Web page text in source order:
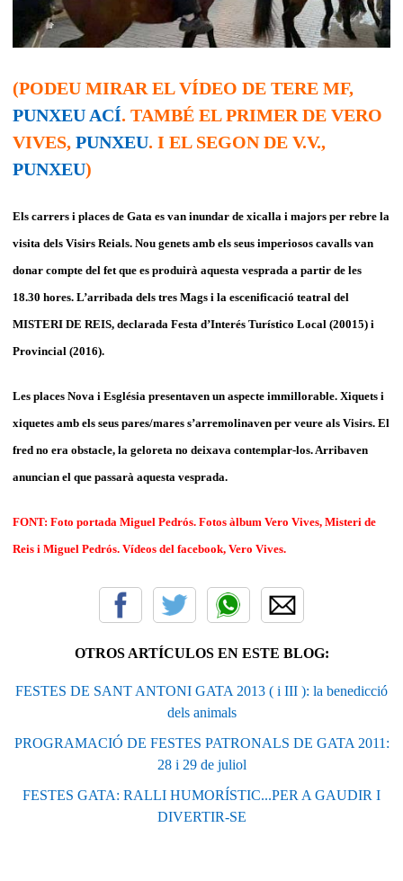
(PODEU MIRAR EL VÍDEO DE TERE MF,
PUNXEU ACÍ. TAMBÉ EL PRIMER DE VERO
VIVES, PUNXEU. I EL SEGON DE V.V.,
PUNXEU)
Els carrers i places de Gata es van inundar de xicalla i majors per rebre la
visita dels Visirs Reials. Nou genets amb els seus imperiosos cavalls van
donar compte del fet que es produirà aquesta vesprada a partir de les
18.30 hores. L’arribada dels tres Mags i la escenificació teatral del
MISTERI DE REIS, declarada Festa d’Interés Turístico Local (20015) i
Provincial (2016).
Les places Nova i Església presentaven un aspecte immillorable. Xiquets i
xiquetes amb els seus pares/mares s’arremolinaven per veure als Visirs. El
fred no era obstacle, la geloreta no deixava contemplar-los. Arribaven
anuncian el que passarà aquesta vesprada.
FONT: Foto portada Miguel Pedrós. Fotos àlbum Vero Vives, Misteri de
Reis i Miguel Pedrós. Vídeos del facebook, Vero Vives.
OTROS ARTÍCULOS EN ESTE BLOG:
FESTES DE SANT ANTONI GATA 2013 ( i III ): la benedicció
dels animals
PROGRAMACIÓ DE FESTES PATRONALS DE GATA 2011:
28 i 29 de juliol
FESTES GATA: RALLI HUMORÍSTIC...PER A GAUDIR I
DIVERTIR-SE